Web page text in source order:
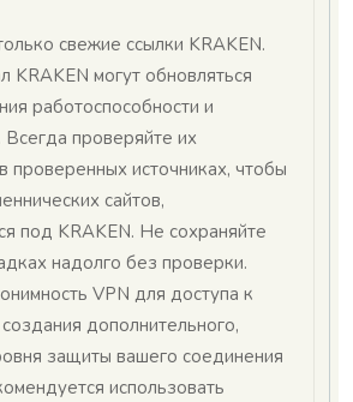
свежие ссылки KRAKEN.
KRAKEN могут обновляться
работоспособности и
Всегда проверяйте их
проверенных источниках, чтобы
сайтов,
под KRAKEN. Не сохраняйте
надолго без проверки.
VPN для доступа к
дополнительного,
защиты вашего соединения
использовать